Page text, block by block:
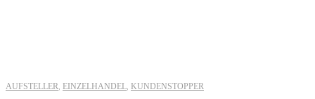
AUFSTELLER EINZELHANDEL KUNDENSTOPPER